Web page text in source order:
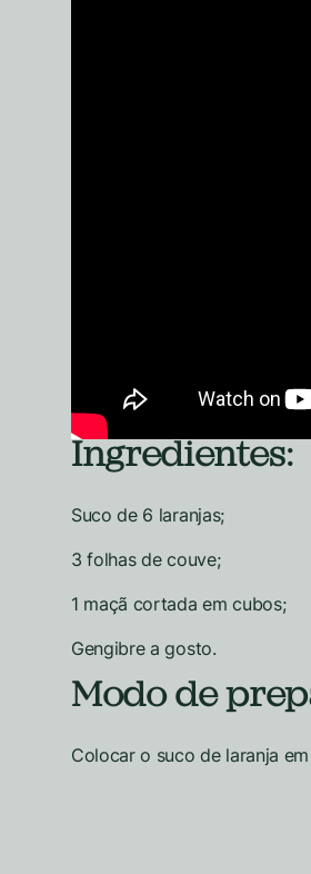
Ingredientes:
Suco de 6 laranjas;
3 folhas de couve;
1 maçã cortada em cubos;
Gengibre a gosto.
Modo de
Colocar o suco de laranja